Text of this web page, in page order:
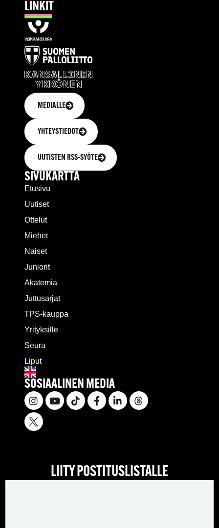
LINKIT
MEDIALLE
YHTEYSTIEDOT
UUTISTEN RSS-SYÖTE
SIVUKARTTA
Etusivu
Uutiset
Ottelut
Miehet
Naiset
Juniorit
Akatemia
Juttusarjat
TPS-kauppa
Yrityksille
Seura
Liput
SOSIAALINEN MEDIA
LIITY POSTITUSLISTALLE